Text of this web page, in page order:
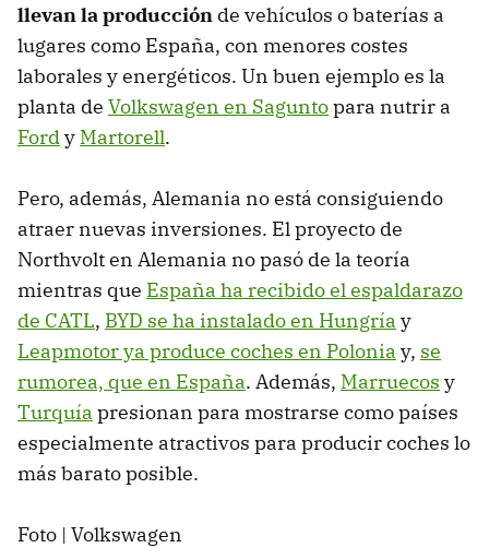
llevan la producción de vehículos o baterías a
lugares como España, con menores costes
laborales y energéticos. Un buen ejemplo es la
planta de Volkswagen en Saguntopara nutrir a
Fordy Martorell.
Pero, además, Alemania no está consiguiendo
atraer nuevas inversiones. El proyecto de
Northvolt en Alemania no pasó de la teoría
mientras que España ha recibido el espaldarazo
de CATL, BYD se ha instalado en Hungría y
Leapmotor ya produce coches en Polonia y, se
rumorea, que en España. Además, Marruecos y
Turquía presionan para mostrarse como países
especialmente atractivos para producir coches lo
más barato posible.
Foto | Volkswagen